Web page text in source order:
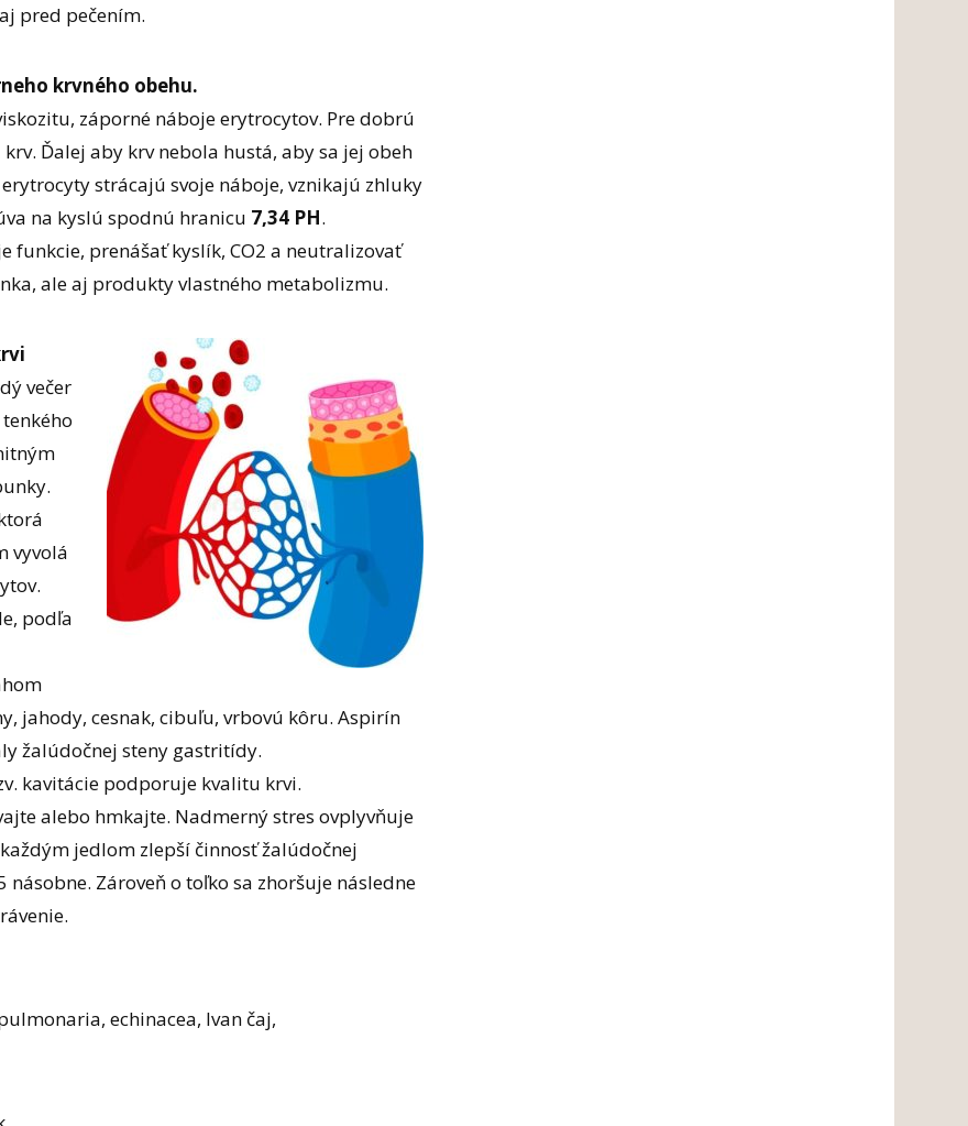
pred pečením.
krvného obehu.
záporné náboje erytrocytov. Pre dobrú
Ďalej aby krv nebola hustá, aby sa jej obeh
strácajú svoje náboje, vznikajú zhluky
na kyslú spodnú hranicu 7,34 PH.
funkcie, prenášať kyslík, CO2 a neutralizovať
ale aj produkty vlastného metabolizmu.
večer
vyvolá
podľa
jahody, cesnak, cibuľu, vrbovú kôru. Aspirín
žalúdočnej steny gastritídy.
kavitácie podporuje kvalitu krvi.
alebo hmkajte. Nadmerný stres ovplyvňuje
jedlom zlepší činnosť žalúdočnej
Zároveň o toľko sa zhoršuje následne
echinacea, Ivan čaj,